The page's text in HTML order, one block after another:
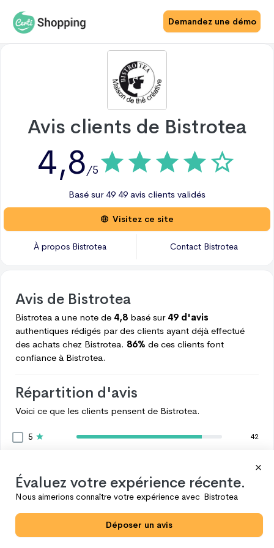
Demandez une démo
Avis clients de Bistrotea
4,8/5
Basé sur 49 49 avis clients validés
Visitez ce site
À propos Bistrotea Contact Bistrotea
Avis de Bistrotea
Bistrotea a une note de 4,8 basé sur 49 d'avis
authentiques rédigés par des clients ayant déjà effectué
des achats chez Bistrotea. 86% de ces clients font
confiance à Bistrotea.
Répartition d'avis
Voici ce que les clients pensent de Bistrotea.
5 42
1
Voir plus
Évaluez votre expérience récente.
Nous aimerions connaître votre expérience avec Bistrotea
Déposer un avis